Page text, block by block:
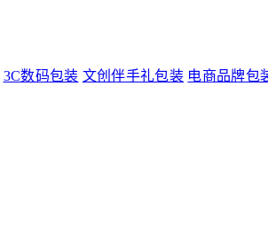
3C数码包装 文创伴手礼包装 电商品牌包